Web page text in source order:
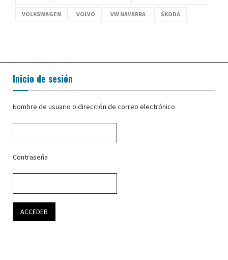
VOLKSWAGEN VOLVO VW NAVARRA ŠKODA
Inicio de sesión
Nombre de usuario o dirección de correo electrónico
Contraseña